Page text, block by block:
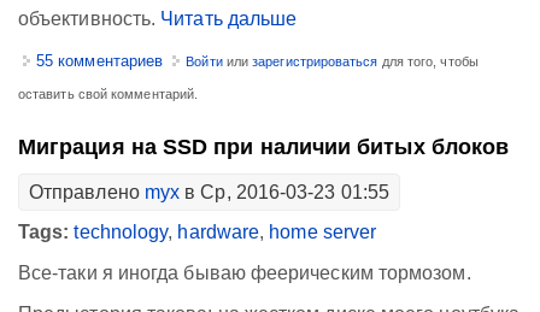
объективность. Читать дальше
55 комментариев Войтиилизарегистрироваться для того, чтобы
оставить свой комментарий.
Миграция на SSD при наличии битых блоков
Отправлено myx в Ср, 2016-03-23 01:55
Tags:technology, hardware, home server
Все-таки я иногда бываю феерическим тормозом.